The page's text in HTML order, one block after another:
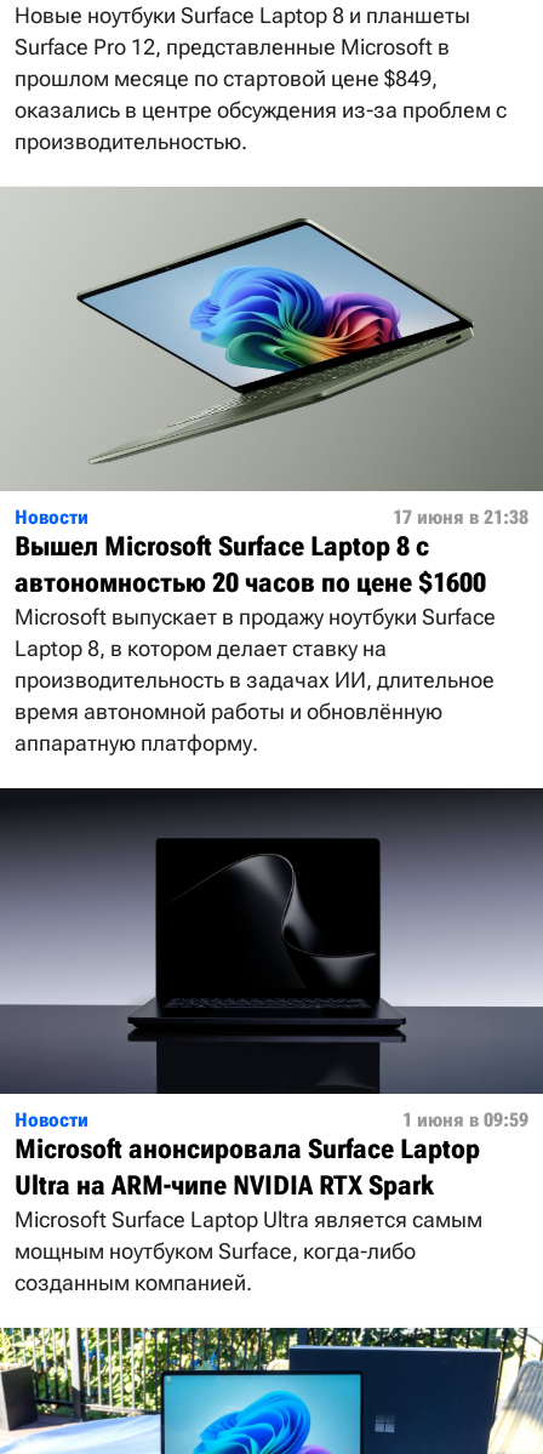
Новые ноутбуки Surface Laptop 8 и планшеты
Surface Pro 12, представленные Microsoft в
прошлом месяце по стартовой цене $849,
оказались в центре обсуждения из-за проблем с
производительностью.
Новости 17 июня в 21:38
Вышел Microsoft Surface Laptop 8 с
автономностью 20 часов по цене $1600
Microsoft выпускает в продажу ноутбуки Surface
Laptop 8, в котором делает ставку на
производительность в задачах ИИ, длительное
время автономной работы и обновлённую
аппаратную платформу.
Новости 1 июня в 09:59
Microsoft анонсировала Surface Laptop
Ultra на ARM-чипе NVIDIA RTX Spark
Microsoft Surface Laptop Ultra является самым
мощным ноутбуком Surface, когда-либо
созданным компанией.